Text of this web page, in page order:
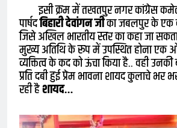
इसी क्रम में तखतपुर नगर कांग्रेस
पार्षदबिहारी देवांगन जीका जबलपुर के एक
जिसे अखिल भारतीय स्तर का कहा जा
मुख्य अतिथि के रूप में उपस्थित होना एक
व्यक्तित्व के कद को ऊंचा किया है.. वही
प्रति दबी हुई प्रेम भावना शायद कुलाचे
रही हैशायद…